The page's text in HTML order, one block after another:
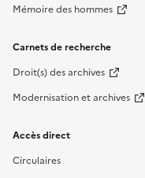
Mémoire des hommes
Carnets de recherche
Droit(s) des archives
Modernisation et archives
Accès direct
Circulaires